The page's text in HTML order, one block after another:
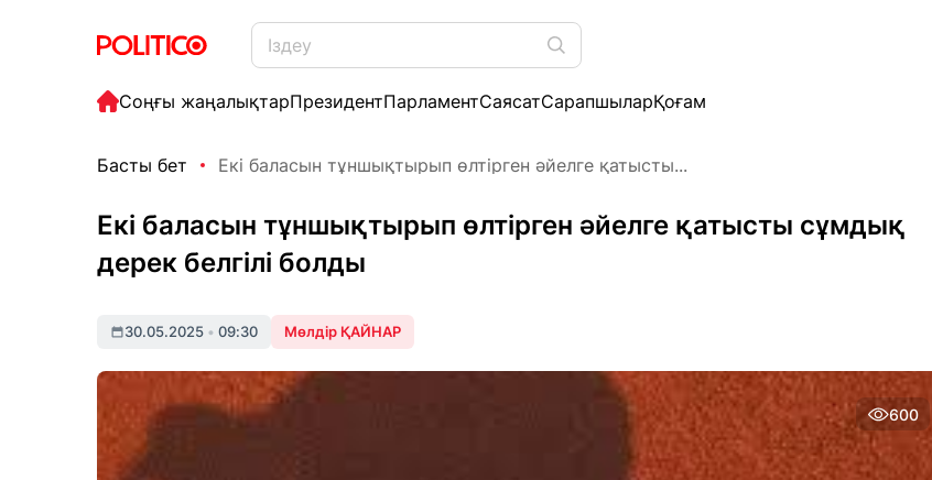
Соңғы жаңалықтарПрезидентПарламентСаясатСарапшыларҚоғам
Басты бет Екі баласын тұншықтырып өлтірген әйелге қатысты...
Екі баласын тұншықтырып өлтірген әйелге қатысты сұмдық
дерек белгілі болды
30.05.2025 • 09:30 Мөлдір ҚАЙНАР
600